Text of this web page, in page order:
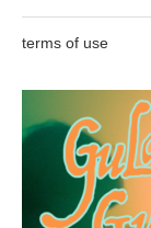
terms of use